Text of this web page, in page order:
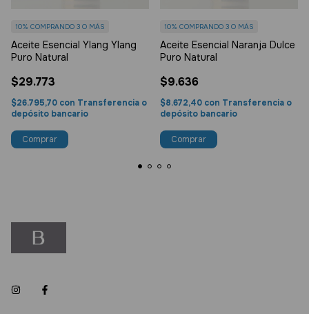
Aceite Esencial Ylang Ylang
Puro Natural
$29.773
10% COMPRANDO 3 O MÁS
$26.795,70 con Transferencia o
depósito bancario
Aceite Esencial Naranja Dulce
Puro Natural
$9.636
10% COMPRANDO 3 O MÁS
$8.672,40 con Transferencia o
depósito bancario